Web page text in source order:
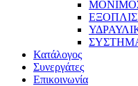
Κατάλογος
Συνεργάτες
Επικοινωνία